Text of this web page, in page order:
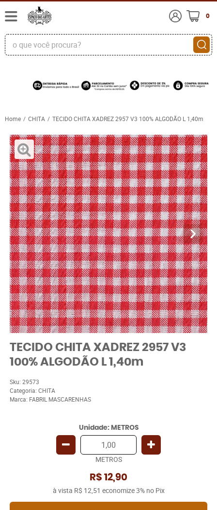
0
Home CHITA TECIDO CHITA XADREZ 2957 V3 100% ALGODÃO L 1,40m
TECIDO CHITA XADREZ 2957 V3
100% ALGODÃO L 1,40m
Sku: 29573
Categoria: CHITA
Marca: FABRIL MASCARENHAS
Unidade: METROS
METROS
R$ 12,90
à vista R$ 12,51 economize3% no Pix